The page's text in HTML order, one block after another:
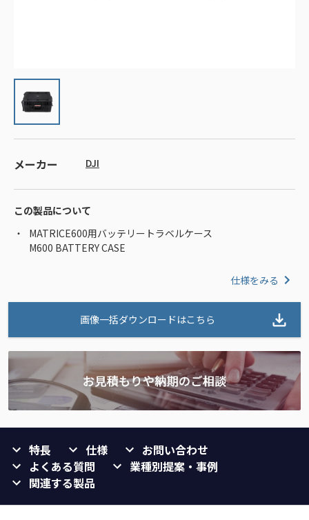
メーカー DJI
この製品について
MATRICE600用バッテリートラベルケース
M600 BATTERY CASE
仕様をみる
画像一括ダウンロードはこちら
特長 仕様
お問い合わせ
よくある質問
業種別提案・事例
関連する製品